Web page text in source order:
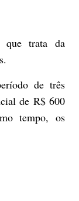
trata da
de três
de R$ 600
tempo, os